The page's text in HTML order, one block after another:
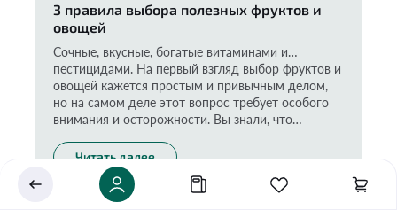
3 правила выбора полезных фруктов и
овощей
Сочные, вкусные, богатые витаминами и…
пестицидами. На первый взгляд выбор фруктов и
овощей кажется простым и привычным делом,
но на самом деле этот вопрос требует особого
внимания и осторожности. Вы знали, что
самых загрязненных овощей, фруктов и ягод, по
данным организации EWG? Наряду с ней в
чёрном списке оказался шпинат, яблоки, персики
и другие привычные нам продукты. Последствия
Читать далее
Укажите ваш город
Это важно для корректной работы Экоразноса и
дальнейших персональных функций сервиса.